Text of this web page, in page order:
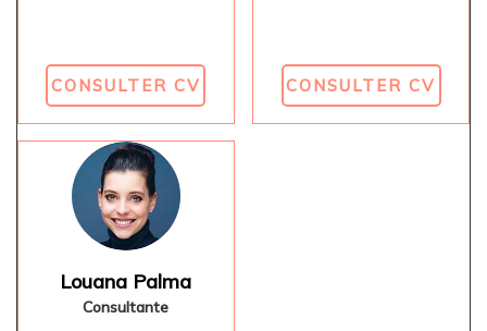
CONSULTER CV CONSULTER CV
Louana Palma
Consultante